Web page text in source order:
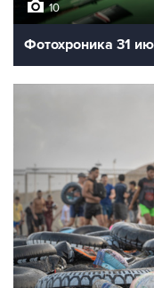
10
Фотохроника 31